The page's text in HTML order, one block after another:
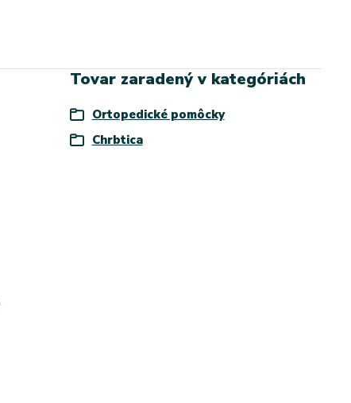
Tovar zaradený v kategóriách
Ortopedické pomôcky
Chrbtica